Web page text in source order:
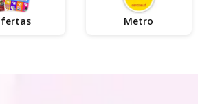
Metro